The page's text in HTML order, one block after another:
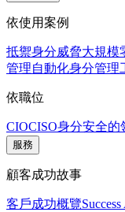
依使用案例
抵禦身分威脅大規模
管理自動化身分管理
依職位
CIOCISO身分安全的
服務
顧客成功故事
客戶成功概覽